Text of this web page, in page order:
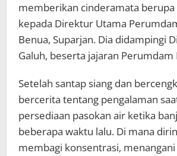
memberikan cinderamata
kepada Direktur Utama
Benua, Suparjan. Dia didampingi
Galuh, beserta jajaran Perumdam
Setelah santap siang dan
bercerita tentang pengalaman
persediaan pasokan air ketika
beberapa waktu lalu. Di mana
membagi konsentrasi,